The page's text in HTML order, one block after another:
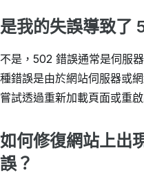
是我的失誤導致了
不是，502 錯誤通常是伺服
種錯誤是由於網站伺服器或
嘗試透過重新加載頁面或重
如何修復網站上出
誤？